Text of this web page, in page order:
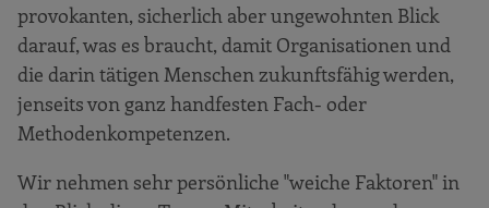
provokanten, sicherlich aber ungewohnten Blick
darauf, was es braucht, damit Organisationen und
die darin tätigen Menschen zukunftsfähig werden,
jenseits von ganz handfesten Fach- oder
Methodenkompetenzen.
Wir nehmen sehr persönliche "weiche Faktoren" in